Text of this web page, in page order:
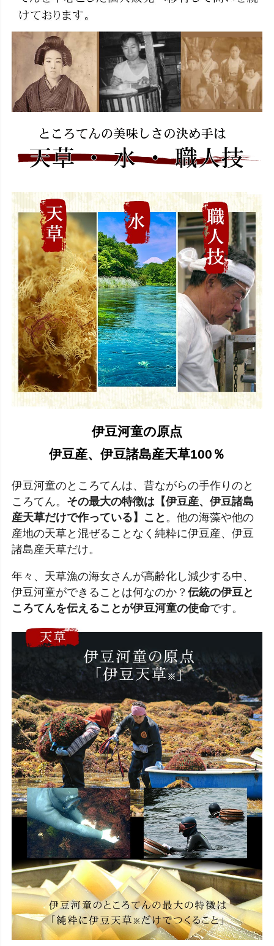
伊豆河童の原点
伊豆産、伊豆諸島産天草100％
伊豆河童のところてんは、昔ながらの手作りのと
ころてん。 その最大の特徴は【伊豆産、伊豆諸島
産天草だけで作っている】こと 。他の海藻や他の
産地の天草と混ぜることなく純粋に伊豆産、伊豆
諸島産天草だけ。
年々、天草漁の海女さんが高齢化し減少する中、
伊豆河童ができることは何なのか？ 伝統の伊豆と
ころてんを伝えることが伊豆河童の使命です。